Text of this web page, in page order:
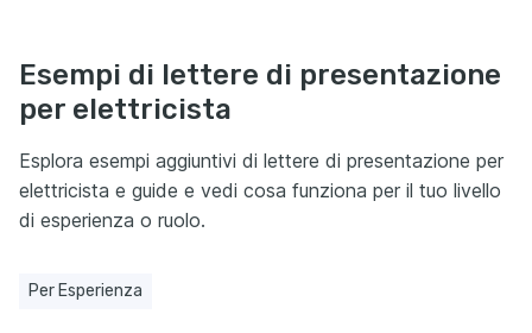
Esempi di lettere di presentazione
per elettricista
Esplora esempi aggiuntivi di lettere di presentazione per
elettricista e guide e vedi cosa funziona per il tuo livello
di esperienza o ruolo.
Per Esperienza